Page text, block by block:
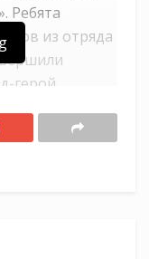
Ребята
из отряда
герой
что